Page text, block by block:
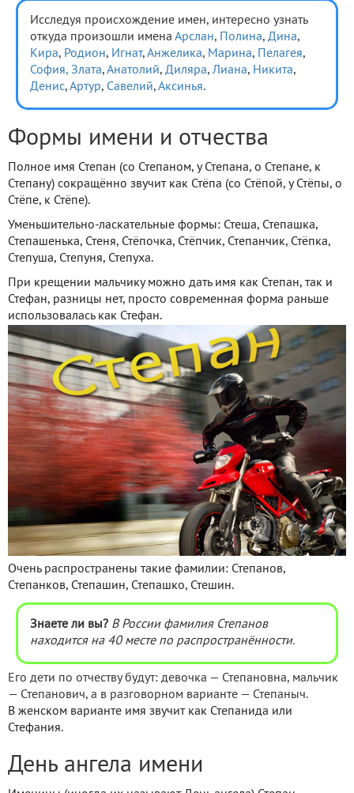
Исследуя происхождение имен, интересно узнать
откуда произошли имена Арслан, Полина, Дина,
Кира, Родион, Игнат, Анжелика, Марина, Пелагея,
София, Злата, Анатолий, Диляра, Лиана, Никита,
Денис, Артур, Савелий, Аксинья.
Формы имени и отчества
Полное имя Степан (со Степаном, у Степана, о Степане, к
Степану) сокращённо звучит как Стёпа (со Стёпой, у Стёпы, о
Стёпе, к Стёпе).
Уменьшительно-ласкательные формы: Стеша, Степашка,
Степашенька, Стеня, Стёпочка, Стёпчик, Степанчик, Стёпка,
Степуша, Степуня, Степуха.
При крещении мальчику можно дать имя как Степан, так и
Стефан, разницы нет, просто современная форма раньше
использовалась как Стефан.
Очень распространены такие фамилии: Степанов,
Степанков, Степашин, Степашко, Стешин.
Знаете ли вы? В России фамилия Степанов
находится на 40 месте по распространённости.
Его дети по отчеству будут: девочка — Степановна, мальчик
— Степанович, а в разговорном варианте — Степаныч.
В женском варианте имя звучит как Степанида или
Стефания.
День ангела имени